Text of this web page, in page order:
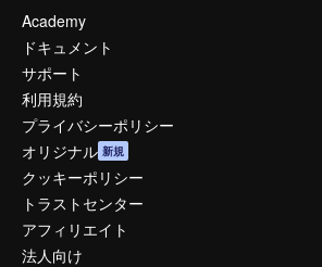
Academy
ドキュメント
サポート
利用規約
プライバシーポリシー
オリジナル 新規
クッキーポリシー
トラストセンター
アフィリエイト
法人向け